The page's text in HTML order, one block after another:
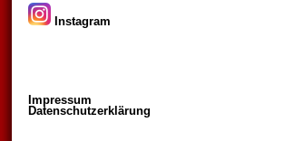
Instagram
Impressum
Datenschutzerklärung